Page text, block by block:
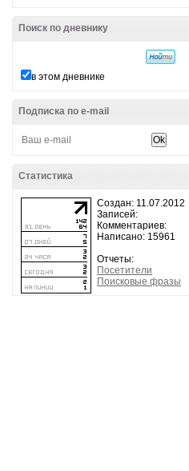
Поиск по дневнику
в этом дневнике
Подписка по e-mail
Статистика
Создан: 11.07.2012
Записей:
Комментариев:
Написано: 15961
Отчеты:
Посетители
Поисковые фразы